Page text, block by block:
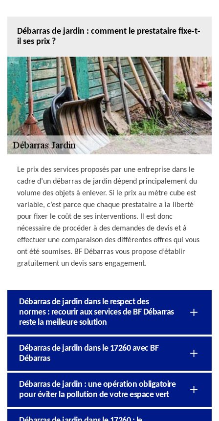
Débarras de jardin : comment le prestataire fixe-t-
il ses prix ?
Le prix des services proposés par une entreprise dans le
cadre d’un débarras de jardin dépend principalement du
volume des objets à enlever. Si le prix au mètre cube est
variable, c’est parce que chaque prestataire a la liberté
pour fixer le coût de ses interventions. Il est donc
nécessaire de procéder à des demandes de devis et à
effectuer une comparaison des différentes offres qui vous
ont été soumises. BF Débarras vous propose d’établir
gratuitement un devis sans engagement.
Débarras de jardin dans le respect des
normes : recourir aux services de BF Débarras
reste la meilleure solution
Débarras de jardin dans le 17260 avec BF
Débarras
Débarras de jardin : une opération obligatoire
pour éviter la pollution de votre espace vert